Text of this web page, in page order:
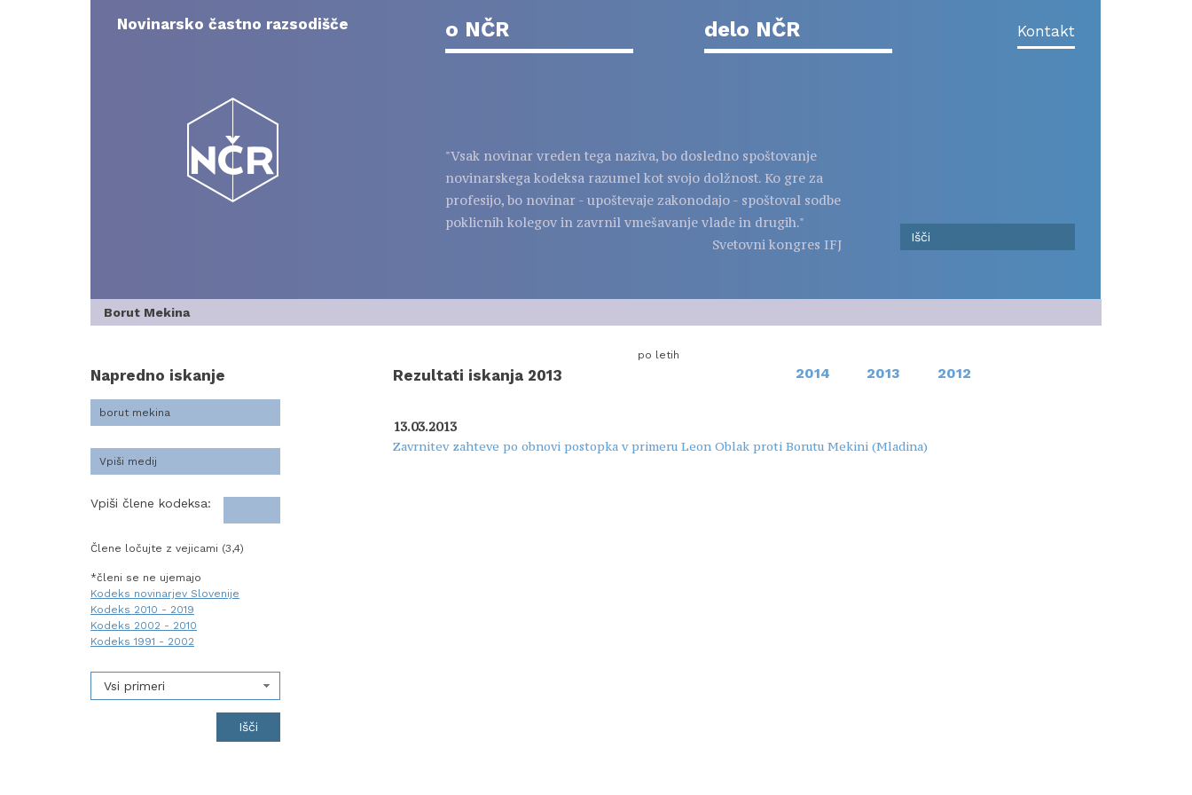
contentNovinarsko častno razsodišče o NČR delo NČR Kontakt
"Vsak novinar vreden tega naziva, bo dosledno spoštovanje
novinarskega kodeksa razumel kot svojo dolžnost. Ko gre za
profesijo, bo novinar - upoštevaje zakonodajo - spoštoval sodbe
poklicnih kolegov in zavrnil vmešavanje vlade in drugih."
Svetovni kongres IFJ
Borut Mekina
Napredno iskanje
Vpiši člene kodeksa:
Člene ločujte z vejicami (3,4)
*členi se ne ujemajo
Kodeks novinarjev Slovenije
Kodeks 2010 - 2019
Kodeks 2002 - 2010
Kodeks 1991 - 2002
Vsi primeri
Rezultati iskanja 2013
po letih
2014 2013 2012
13.03.2013
Zavrnitev zahteve po obnovi postopka v primeru Leon Oblak proti Borutu Mekini (Mladina)